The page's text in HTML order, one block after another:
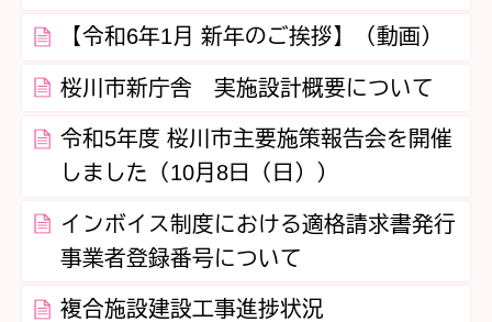
【令和6年1月 新年のご挨拶】（動画）
桜川市新庁舎 実施設計概要について
令和5年度 桜川市主要施策報告会を開催
しました（10月8日（日））
インボイス制度における適格請求書発行
事業者登録番号について
複合施設建設工事進捗状況